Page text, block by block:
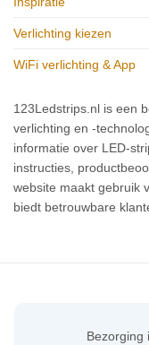
Verlichting kiezen
WiFi verlichting & App
123Ledstrips.nl is een
verlichting en -
informatie over LED-
instructies,
website maakt gebruik
biedt betrouwbare
Bezorging